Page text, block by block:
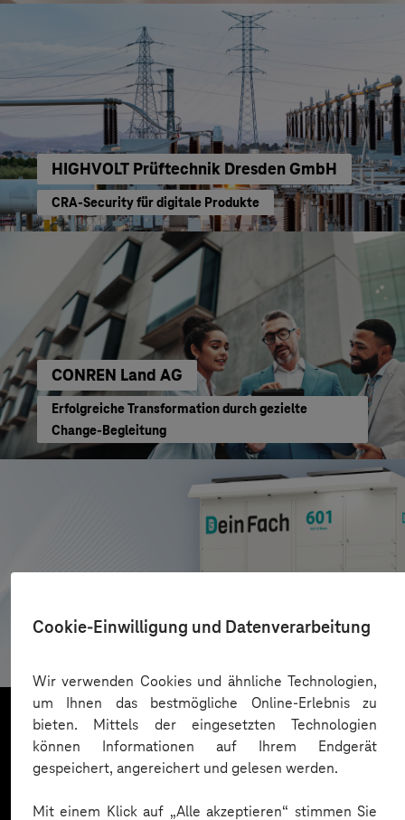
Cookie-Einwilligung und Datenverarbeitung
Wir verwenden Cookies und ähnliche Technologien,
um Ihnen das bestmögliche Online-Erlebnis zu
bieten. Mittels der eingesetzten Technologien
können Informationen auf Ihrem Endgerät
gespeichert, angereichert und gelesen werden.
Mit einem Klick auf „Alle akzeptieren“ stimmen Sie
HIGHVOLT Prüftechnik Dresden GmbH
CRA-Security für digitale Produkte
CONREN Land AG
Erfolgreiche Transformation durch gezielte
Change-Begleitung
AZL DeinFach
Mehr laden